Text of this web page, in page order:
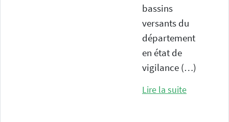
bassins
versants du
département
en état de
vigilance (…)
Lire la suite